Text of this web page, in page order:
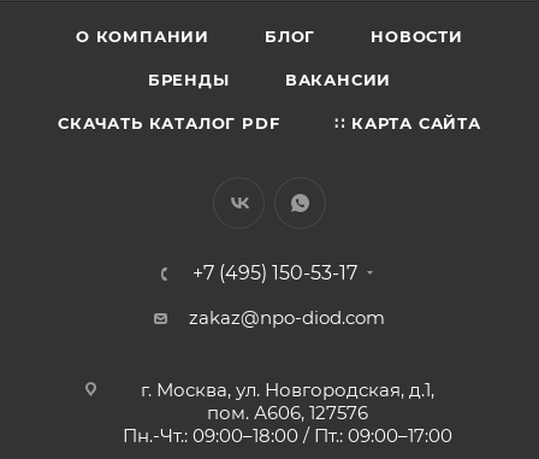
О КОМПАНИИ БЛОГ НОВОСТИ
БРЕНДЫ ВАКАНСИИ
СКАЧАТЬ КАТАЛОГ PDF ∷ КАРТА САЙТА
+7 (495) 150-53-17
zakaz@npo-diod.com
г. Москва, ул. Новгородская, д.1,
пом. А606, 127576
Пн.-Чт.: 09:00–18:00 / Пт.: 09:00–17:00